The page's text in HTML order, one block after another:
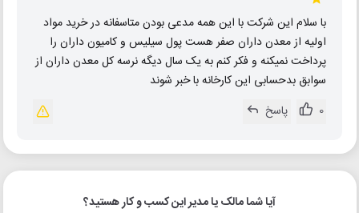
با سلام این شرکت با این همه مدعی بودن متاسفانه در خرید مواد
اولیه از معدن داران صفر هست پول سیلیس و کامیون داران را
پرداخت نمیکنه و فکر کنم به یک سال دیگه نرسه کل معدن داران از
سوابق بدحسابی این کارخانه با خبر شوند
0
پاسخ
آیا شما مالک یا مدیر این کسب و کار هستید؟